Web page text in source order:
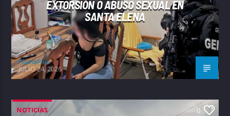
EXTORSIÓN O ABUSO SEXUAL EN
SANTA ELENA
FlamaPlus
JULIO 24, 2026
NOTICIAS 0